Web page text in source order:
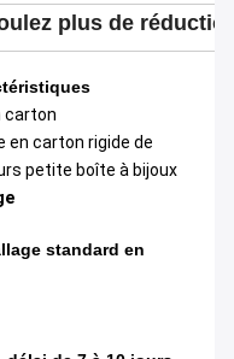
plus de
carton
en carton rigide de
petite boîte à bijoux
standard en